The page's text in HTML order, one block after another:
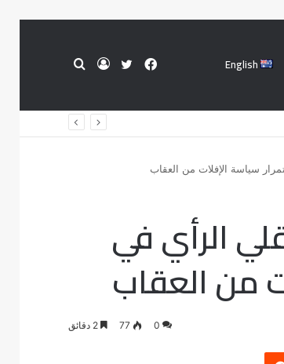
English بحثتسجيل تويتر
فيسبوك
سياسة الإفلات من العقاب
الرأي في
من العقاب
0
77